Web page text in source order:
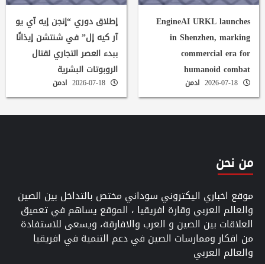
EngineAI URKL launches
in Shenzhen, marking
commercial era for
humanoid combat
ادمن
إطلاق دوري “إنجن إيه آي يو
آر كيه إل” في شنتشن إيذانًا
ببدء العصر التجاري لقتال
الروبوتات البشرية
ادمن
من نحن
موقع اخباري اليكتروني سوداني مختص بالتداخل بين الصين
والعالم العربي وقارة افريقيا ، الموقع يساهم في تعميق
العلاقات بين الصين و العرب والافارقة، ويسعى للاستفادة
من افكار وممارسات الصين في دعم التنمية في افريقيا
والعالم العربي